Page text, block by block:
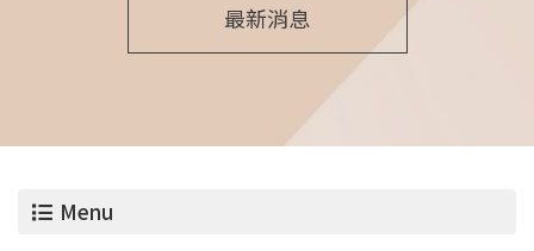
最新消息
Menu